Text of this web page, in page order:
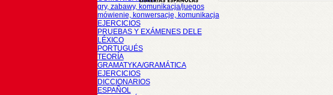
gry, zabawy, komunikacja/juegos
mówienie, konwersacje, komunikacja
EJERCICIOS
PRUEBAS Y EXÁMENES DELE
LÉXICO
PORTUGUÉS
TEORÍA
GRAMATYKA/GRAMÁTICA
EJERCICIOS
DICCIONARIOS
ESPAÑOL